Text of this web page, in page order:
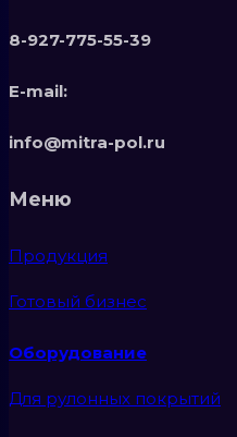
8-927-775-55-39
E-mail:
info@mitra-pol.ru
Меню
Продукция
Готовый бизнес
Оборудование
Для рулонных покрытий